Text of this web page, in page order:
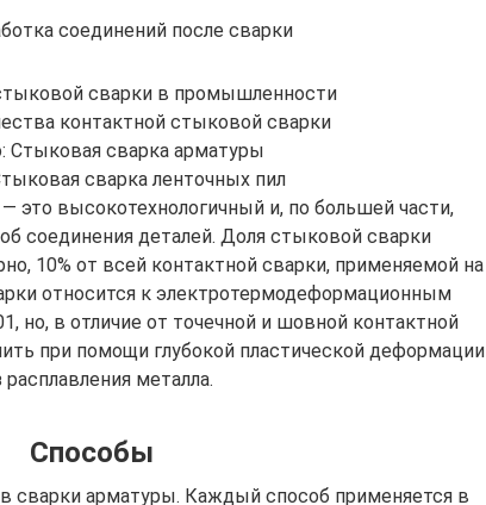
соединений после сварки
сварки в промышленности
контактной стыковой сварки
Стыковая сварка арматуры
сварка ленточных пил
это высокотехнологичный и, по большей части,
соединения деталей. Доля стыковой сварки
10% от всей контактной сварки, применяемой на
относится к электротермодеформационным
но, в отличие от точечной и шовной контактной
при помощи глубокой пластической деформации
расплавления металла.
Способы
сварки арматуры. Каждый способ применяется в